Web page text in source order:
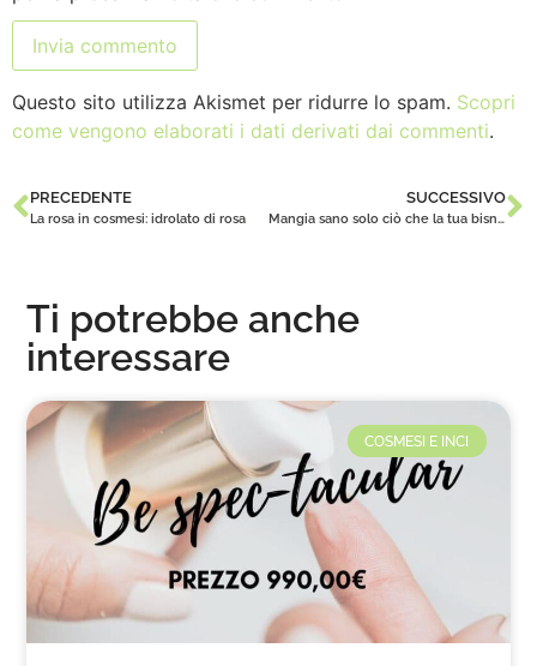
Questo sito utilizza Akismet per ridurre lo spam. Scopri
come vengono elaborati i dati derivati dai commenti.
PRECEDENTE
La rosa in cosmesi: idrolato di rosa
SUCCESSIVO
Mangia sano solo ciò che la tua bisnonna potrebbe conoscere come cibo
Ti potrebbe anche
interessare
COSMESI E INCI